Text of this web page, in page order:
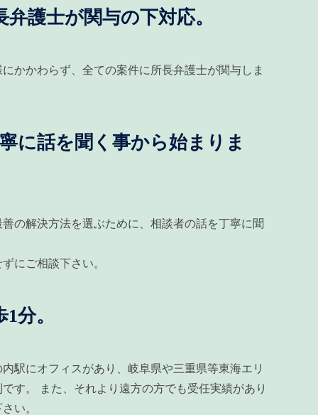
護士が関与の下対応。
かかわらず、全ての案件に所長弁護士が関与しま
に話を聞く事から始まりま
の解決方法を選ぶために、相談者の話を丁寧に聞
にご相談下さい。
分。
駅にオフィスがあり、岐阜県や三重県等東海エリ
す。 また、それより遠方の方でも受任実績があり
い。